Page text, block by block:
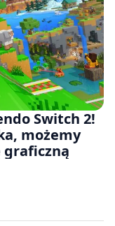
Switch 2!
możemy
graficzną